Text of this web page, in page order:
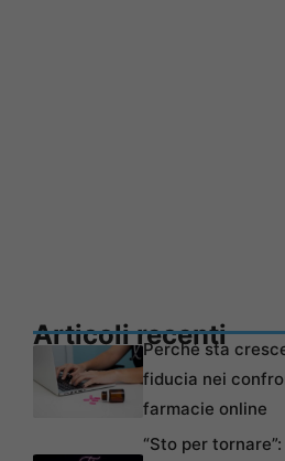
Articoli recenti
Perché sta
fiducia nei
farmacie online
“Sto per tornare”: